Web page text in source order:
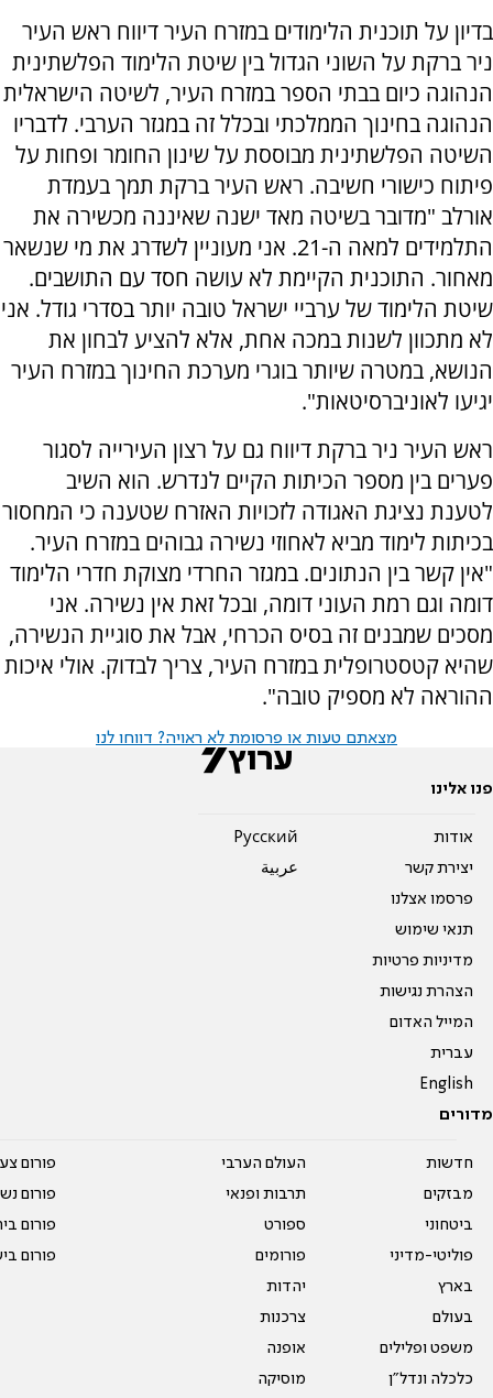
בדיון על תוכנית הלימודים במזרח העיר דיווח ראש העיר
ניר ברקת על השוני הגדול בין שיטת הלימוד הפלשתינית
הנהוגה כיום בבתי הספר במזרח העיר, לשיטה הישראלית
הנהוגה בחינוך הממלכתי ובכלל זה במגזר הערבי. לדבריו
השיטה הפלשתינית מבוססת על שינון החומר ופחות על
פיתוח כישורי חשיבה. ראש העיר ברקת תמך בעמדת
אורלב "מדובר בשיטה מאד ישנה שאיננה מכשירה את
התלמידים למאה ה-21. אני מעוניין לשדרג את מי שנשאר
מאחור. התוכנית הקיימת לא עושה חסד עם התושבים.
שיטת הלימוד של ערביי ישראל טובה יותר בסדרי גודל. אני
לא מתכוון לשנות במכה אחת, אלא להציע לבחון את
הנושא, במטרה שיותר בוגרי מערכת החינוך במזרח העיר
יגיעו לאוניברסיטאות".
ראש העיר ניר ברקת דיווח גם על רצון העירייה לסגור
פערים בין מספר הכיתות הקיים לנדרש. הוא השיב
לטענת נציגת האגודה לזכויות האזרח שטענה כי המחסור
בכיתות לימוד מביא לאחוזי נשירה גבוהים במזרח העיר.
"אין קשר בין הנתונים. במגזר החרדי מצוקת חדרי הלימוד
דומה וגם רמת העוני דומה, ובכל זאת אין נשירה. אני
מסכים שמבנים זה בסיס הכרחי, אבל את סוגיית הנשירה,
שהיא קטסטרופלית במזרח העיר, צריך לבדוק. אולי איכות
ההוראה לא מספיק טובה".
מצאתם טעות או פרסומת לא ראויה? דווחו לנו
פנו אלינו
אודות
יצירת קשר
פרסמו אצלנו
תנאי שימוש
מדיניות פרטיות
הצהרת נגישות
המייל האדום
עברית
English
Pусский
عربية
מדורים
חדשות
מבזקים
ביטחוני
פוליטי-מדיני
בארץ
בעולם
משפט ופלילים
כלכלה ונדל"ן
העולם הערבי
תרבות ופנאי
ספורט
פורומים
יהדות
צרכנות
אופנה
מוסיקה
פורום
פורום
פורום
פורום